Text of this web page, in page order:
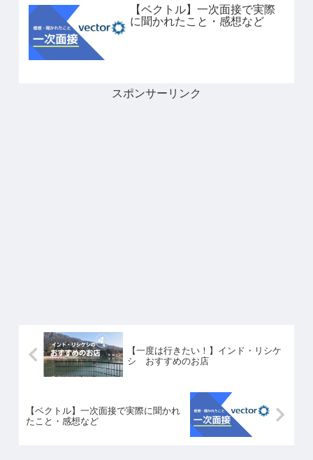
【ベクトル】一次面接で実際
に聞かれたこと・感想など
スポンサーリンク
【一度は行きたい！】インド・リシケ
シ おすすめのお店
【ベクトル】一次面接で実際に聞かれ
たこと・感想など